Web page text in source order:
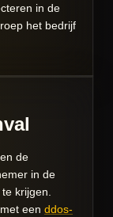
in de
het bedrijf
de
in de
krijgen.
een ddos-